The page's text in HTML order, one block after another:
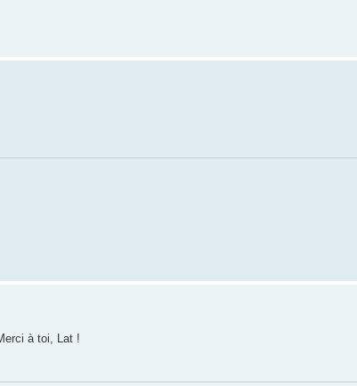
à toi, Lat !